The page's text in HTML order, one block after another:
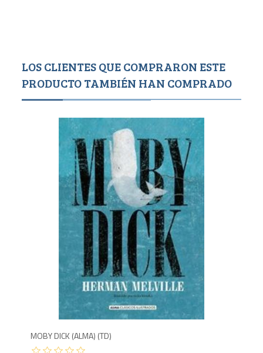
LOS CLIENTES QUE COMPRARON ESTE
PRODUCTO TAMBIÉN HAN COMPRADO
MOBY DICK (ALMA) (TD)